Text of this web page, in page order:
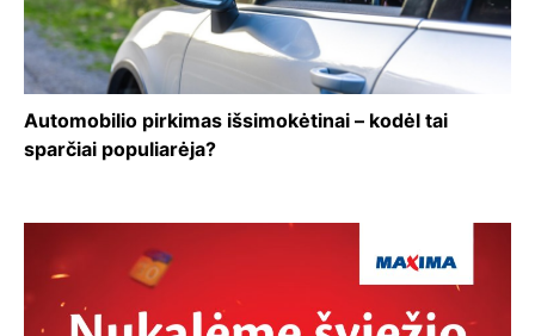
Automobilio pirkimas išsimokėtinai – kodėl tai
sparčiai populiarėja?